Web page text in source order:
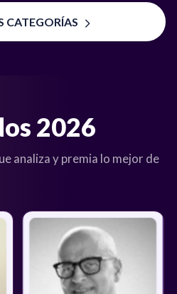
CATEGORÍAS
2026
analiza y premia lo mejor de